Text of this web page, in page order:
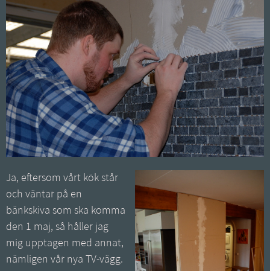
Ja, eftersom vårt kök står
och väntar på en
bänkskiva som ska komma
den 1 maj, så håller jag
mig upptagen med annat,
nämligen vår nya TV-vägg.